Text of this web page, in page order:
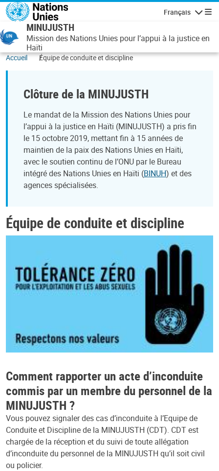
Aller au contenu principal
Français
MINUJUSTH
Mission des Nations Unies pour l’appui à la justice en
Haïti
Accueil Équipe de conduite et discipline
Clôture de la MINUJUSTH
Le mandat de la Mission des Nations Unies pour
l’appui à la justice en Haïti (MINUJUSTH) a pris fin
le 15 octobre 2019, mettant fin à 15 années de
maintien de la paix des Nations Unies en Haïti,
avec le soutien continu de l’ONU par le Bureau
intégré des Nations Unies en Haïti (BINUH) et des
agences spécialisées.
Équipe de conduite et discipline
Comment rapporter un acte d’inconduite
commis par un membre du personnel de la
MINUJUSTH ?
Vous pouvez signaler des cas d’inconduite à l’Equipe de
Conduite et Discipline de la MINUJUSTH (CDT). CDT est
chargée de la réception et du suivi de toute allégation
d’inconduite du personnel de la MINUJUSTH qu’il soit civil
ou policier.